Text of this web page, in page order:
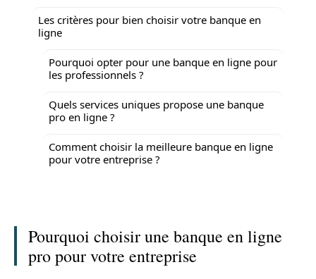
Les critères pour bien choisir votre banque en
ligne
Pourquoi opter pour une banque en ligne pour
les professionnels ?
Quels services uniques propose une banque
pro en ligne ?
Comment choisir la meilleure banque en ligne
pour votre entreprise ?
Pourquoi choisir une banque en ligne
pro pour votre entreprise